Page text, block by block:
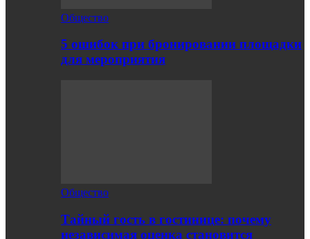
Общество
5 ошибок при бронировании площадки
для мероприятия
Общество
Тайный гость в гостинице: почему
независимая оценка становится